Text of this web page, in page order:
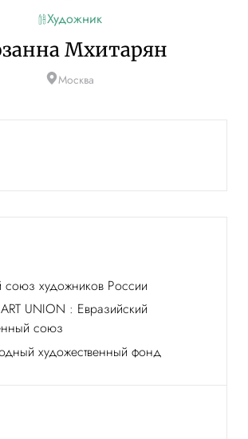
Художник
Мхитарян
Москва
союз художников России
UNION : Евразийский
союз
художественный фонд